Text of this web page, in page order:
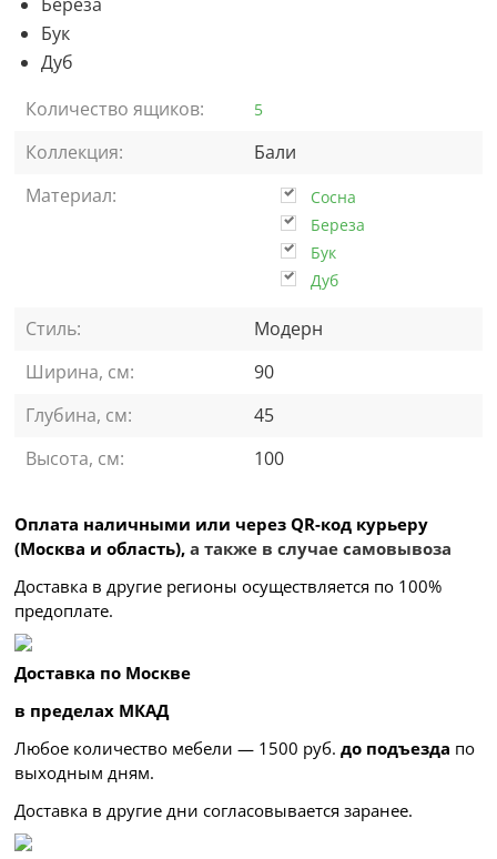
Бук
Дуб
Количество ящиков:
5
Коллекция:
Бали
Материал:
Сосна
Береза
Бук
Дуб
Стиль:
Модерн
Ширина, см:
90
Глубина, см:
45
Высота, см:
100
Оплата наличными или через QR-код курьеру
(Москва и область), а также в случае самовывоза
Доставка в другие регионы осуществляется по 100%
предоплате.
Доставка по Москве
в пределах МКАД
Любое количество мебели — 1500 руб. до подъезда по
выходным дням.
Доставка в другие дни согласовывается заранее.